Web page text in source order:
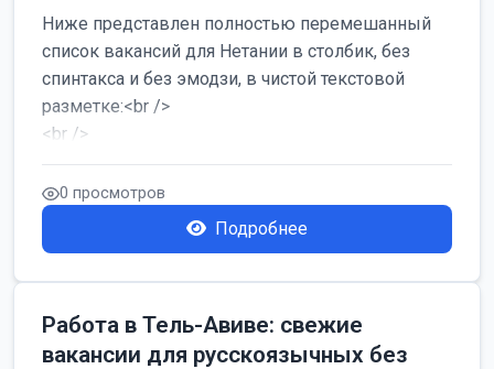
Ниже представлен полностью перемешанный
список вакансий для Нетании в столбик, без
спинтакса и без эмодзи, в чистой текстовой
разметке:<br />
<br />
Работа в Нетании на мебельном производстве:
требу...
0 просмотров
Подробнее
Работа в Тель-Авиве: свежие
вакансии для русскоязычных без